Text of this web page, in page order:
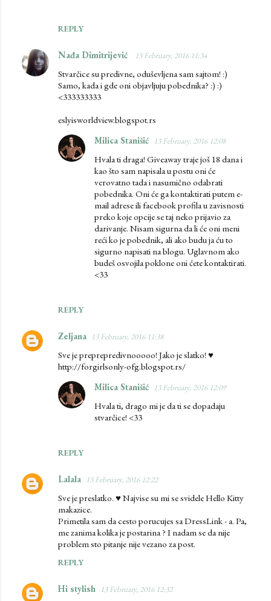
REPLY
Nađa Dimitrijević 13 February, 2016 11:34
Stvarčice su predivne, oduševljena sam sajtom! :)
Samo, kada i gde oni objavljuju pobednika? :) :)
<333333333
eslyisworldview.blogspot.rs
REPLY
Milica Stanišić 13 February, 2016 12:08
Hvala ti draga! Giveaway traje još 18 dana i
kao što sam napisala u postu oni će
verovatno tada i nasumično odabrati
pobednika. Oni će ga kontaktirati putem e-
mail adrese ili facebook profila u zavisnosti
preko koje opcije se taj neko prijavio za
darivanje. Nisam sigurna da li će oni meni
reći ko je pobednik, ali ako budu ja ću to
sigurno napisati na blogu. Uglavnom ako
budeš osvojila poklone oni ćete kontaktirati.
<33
Zeljana 13 February, 2016 11:38
Sve je preprepredivnooooo! Jako je slatko! ♥
http://forgirlsonly-ofg.blogspot.rs/
REPLY
Milica Stanišić 13 February, 2016 12:09
Hvala ti, drago mi je da ti se dopadaju
stvarčice! <33
Lalala 13 February, 2016 12:22
Sve je preslatko. ♥ Najvise su mi se svidele Hello Kitty
makazice.
Primetila sam da cesto porucujes sa DressLink - a. Pa,
me zanima kolika je postarina ? I nadam se da nije
problem sto pitanje nije vezano za post.
REPLY
Hi stylish 13 February, 2016 12:32